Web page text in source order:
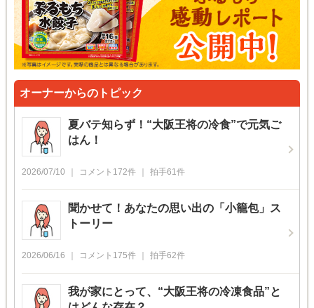
オーナーからのトピック
夏バテ知らず！“大阪王将の冷食”で元気ご
はん！
2026/07/10 コメント 172件 拍手61件
聞かせて！あなたの思い出の「小籠包」ス
トーリー
2026/06/16 コメント 175件 拍手62件
我が家にとって、“大阪王将の冷凍食品”と